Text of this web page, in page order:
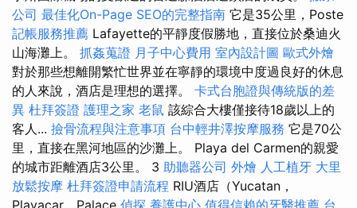
公司 最佳化On-Page SEO的完整指南 它是35公里，Poste
記帳服務推薦 Lafayette的平靜度假勝地，直接位於桑迪火
山海灘上。 抓姦蒐證 月子中心費用 室內設計圖 歐式外燴
對於那些想離開繁忙世界並在寧靜的環境中度過良好的休息
的人來說，酒店是理想的選擇。 卡式台胞證與傳統版的差
異 杜拜簽證 護理之家 老鼠 該綜合大樓僅接待18歲以上的
客人... 撿骨流程與注意事項 台中輕井澤按摩服務 它是70公
里，直接在黑河地區的沙灘上。 Playa del Carmen的親愛
的城市距離酒店3公里。 3 助聽器公司 外燴 人工植牙 大里
放鬆按摩 杜拜簽證申請流程 RIU酒店（Yucatan，
Playacar，Palace 偵探 養護中心 值得信賴的牙醫推薦 台